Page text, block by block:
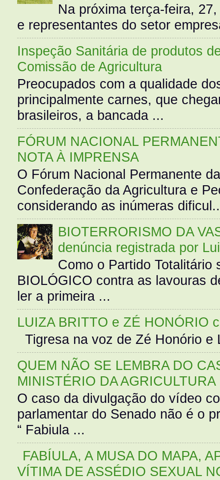
Na próxima terça-feira,
e representantes do setor
Inspeção Sanitária de produtos
Comissão de Agricultura
Preocupados com a qualidade
principalmente carnes, que
brasileiros, a bancada ...
FÓRUM NACIONAL
NOTA À IMPRENSA
O Fórum Nacional Permanente
Confederação da Agricultura e
considerando as inúmeras
BIOTERRORISMO DA
denúncia registrada por
Como o Partido Totalitário
BIOLÓGICO contra as lavouras
ler a primeira ...
LUIZA BRITTO e ZÉ HONÓRIO
Tigresa na voz de Zé Honório
QUEM NÃO SE LEMBRA DO
MINISTÉRIO DA AGRICULTURA
O caso da divulgação do vídeo
parlamentar do Senado não é o
“ Fabiula ...
FABÍULA, A MUSA DO MAPA,
VÍTIMA DE ASSÉDIO SEXUAL